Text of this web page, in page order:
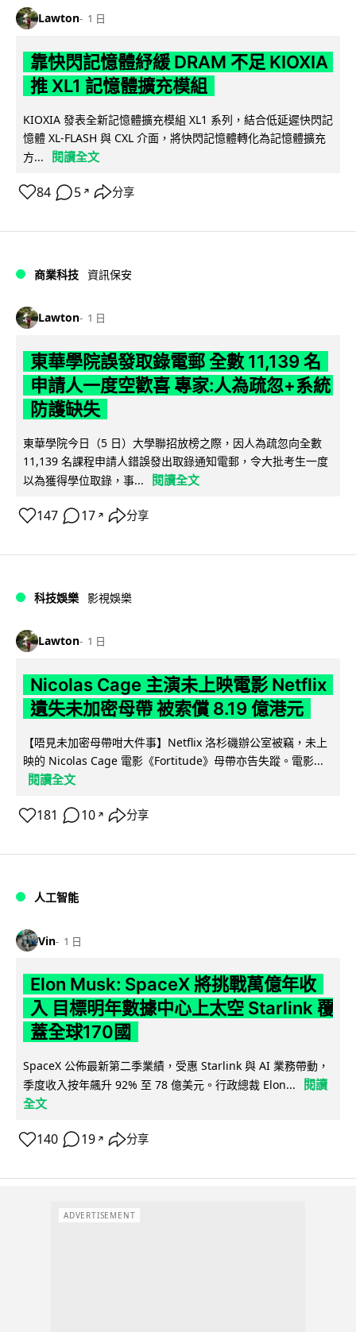
Lawton 1 日
靠快閃記憶體紓緩 DRAM 不足 KIOXIA
推 XL1 記憶體擴充模組
KIOXIA 發表全新記憶體擴充模組 XL1 系列，結合低延遲快閃記
憶體 XL-FLASH 與 CXL 介面，將快閃記憶體轉化為記憶體擴充
方...
閱讀全文
84 5 ↗ 分享
商業科技 資訊保安
Lawton 1 日
東華學院誤發取錄電郵 全數 11,139 名
申請人一度空歡喜 專家:人為疏忽+系統
防護缺失
東華學院今日（5 日）大學聯招放榜之際，因人為疏忽向全數
11,139 名課程申請人錯誤發出取錄通知電郵，令大批考生一度
以為獲得學位取錄，事...
閱讀全文
147 17 ↗ 分享
科技娛樂 影視娛樂
Lawton 1 日
Nicolas Cage 主演未上映電影 Netflix
遺失未加密母帶 被索償 8.19 億港元
【唔見未加密母帶咁大件事】Netflix 洛杉磯辦公室被竊，未上
映的 Nicolas Cage 電影《Fortitude》母帶亦告失蹤。電影...
閱讀全文
181 10 ↗ 分享
人工智能
Vin 1 日
Elon Musk: SpaceX 將挑戰萬億年收
入 目標明年數據中心上太空 Starlink 覆
蓋全球170國
SpaceX 公佈最新第二季業績，受惠 Starlink 與 AI 業務帶動，
季度收入按年飆升 92% 至 78 億美元。行政總裁 Elon...
閱讀
全文
140 19 ↗ 分享
ADVERTISEMENT